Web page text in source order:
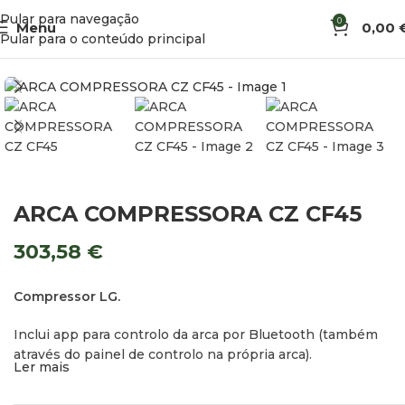
Pular para navegação
Pular para o conteúdo principal
Menu 0 0,00
Início Arcas e Frigoríficos Arcas Compressoras
ARCA COMPRESSORA CZ CF45
303,58 €
Compressor LG.
Inclui app para controlo da arca por Bluetooth (também
através do painel de controlo na própria arca).
Ler mais